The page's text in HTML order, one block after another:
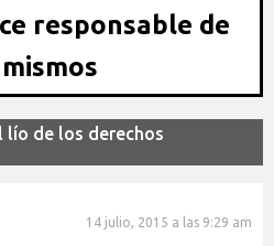
responsable de
lío de los derechos
14 julio, 2015 a las 9:29 am